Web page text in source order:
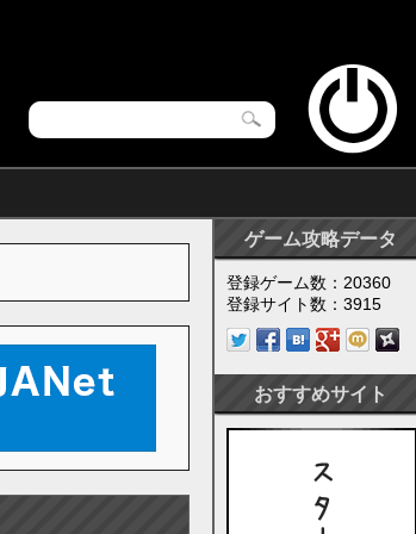
ゲーム攻略データ
登録ゲーム数：20360
登録サイト数：3915
おすすめサイト